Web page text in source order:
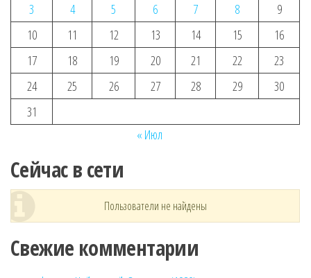
3
4 5 6 7 8
9
10
11 12 13 14 15
16
17
18 19 20 21 22
23
24
25 26 27 28 29
30
31
« Июл
Сейчас в сети
Пользователи не найдены
Свежие комментарии